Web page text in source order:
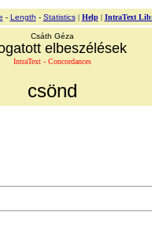
- Length - Statistics| Help| IntraText
Csáth Géza
elbeszélések
IntraText - Concordances
csönd